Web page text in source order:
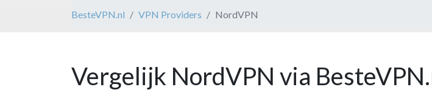
BesteVPN.nl VPN Providers NordVPN
Vergelijk NordVPN via